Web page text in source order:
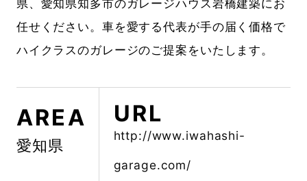
任せください。車を愛する代表が手の届く価格で
ハイクラスのガレージのご提案をいたします。
AREA
愛知県
URL
http://www.iwahashi-
garage.com/